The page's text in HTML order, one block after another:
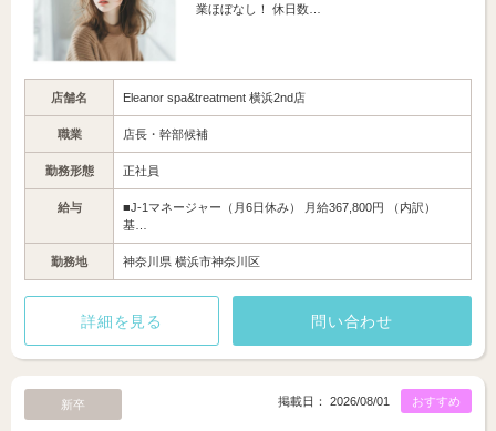
業ほぼなし！ 休日数…
店舗名 Eleanor spa&treatment 横浜2nd店
職業 店長・幹部候補
勤務形態 正社員
給与
■J-1マネージャー（月6日休み） 月給367,800円 （内訳）
基…
勤務地 神奈川県 横浜市神奈川区
詳細を見る 問い合わせ
新卒 おすすめ
掲載日： 2026/08/01